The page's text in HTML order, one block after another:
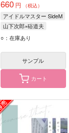
660 円 （税込）
アイドルマスター SideM
山下次郎×硲道夫
山下次郎
○：在庫あり
サンプル
カート